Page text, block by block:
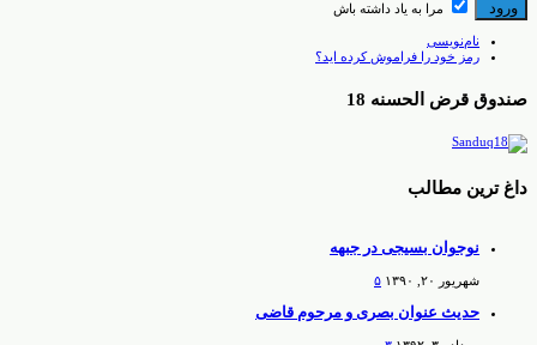
مرا به یاد داشته باش
نام‌نویسی
رمز خود را فراموش کرده اید؟
صندوق قرض الحسنه 18
داغ ترین مطالب
نوجوان بسیجی در جبهه
شهریور ۲۰, ۱۳۹۰ ۵
حدیث عنوان بصری و مرحوم قاضی